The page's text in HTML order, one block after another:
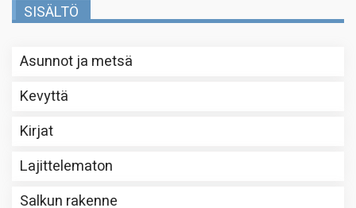
SISÄLTÖ
Asunnot ja metsä
Kevyttä
Kirjat
Lajittelematon
Salkun rakenne